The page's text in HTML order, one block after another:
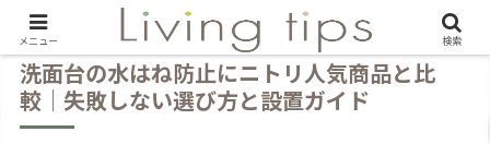
洗面台の水はね防止にニトリ人気商品と比
較｜失敗しない選び方と設置ガイド
メニュー 検索